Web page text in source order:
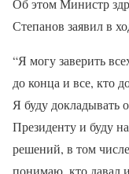
Об этом Министр
Степанов заявил в
“Я могу заверить
до конца и все, кто
Я буду докладывать
Президенту и буду
решений, в том
понимаю, кто давал